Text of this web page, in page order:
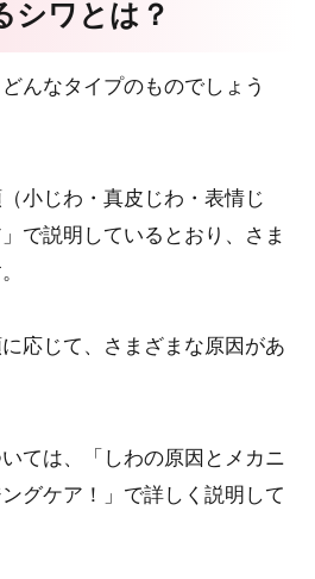
シワとは？
んなタイプのものでしょう
小じわ・真皮じわ・表情じ
で説明しているとおり、さま
応じて、さまざまな原因があ
ては、「しわの原因とメカニ
グケア！」で詳しく説明して